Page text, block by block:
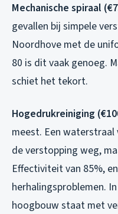
Mechanische spiraal
gevallen bij simpele
Noordhove met de
80 is dit vaak genoeg.
schiet het tekort.
Hogedrukreiniging
meest. Een waterstraal
de verstopping weg,
Effectiviteit van 85%,
herhalingsproblemen.
hoogbouw staat met